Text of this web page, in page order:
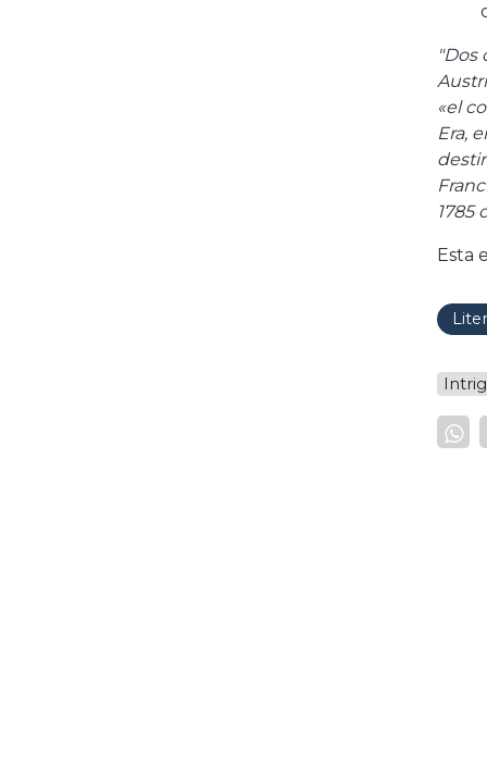
"Dos
«el
Era,
1785
Esta